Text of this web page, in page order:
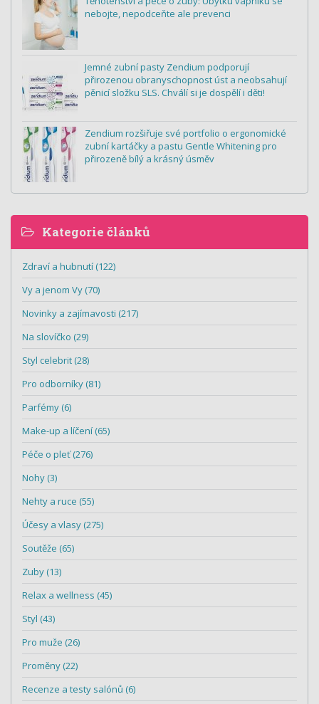
nebojte, nepodceňte ale prevenci
Jemné zubní pasty Zendium podporují
přirozenou obranyschopnost úst a neobsahují
pěnicí složku SLS. Chválí si je dospělí i děti!
Zendium rozšiřuje své portfolio o ergonomické
zubní kartáčky a pastu Gentle Whitening pro
přirozeně bílý a krásný úsměv
Kategorie článků
Zdraví a hubnutí (122)
Vy a jenom Vy (70)
Novinky a zajímavosti (217)
Na slovíčko (29)
Styl celebrit (28)
Pro odborníky (81)
Parfémy (6)
Make-up a líčení (65)
Péče o pleť (276)
Nohy (3)
Nehty a ruce (55)
Účesy a vlasy (275)
Soutěže (65)
Zuby (13)
Relax a wellness (45)
Styl (43)
Pro muže (26)
Proměny (22)
Recenze a testy salónů (6)